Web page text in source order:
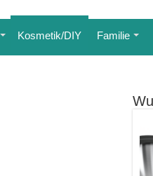
Kosmetik/DIY Familie